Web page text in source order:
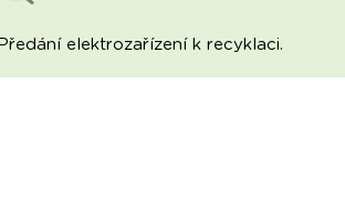
elektrozařízení k recyklaci.